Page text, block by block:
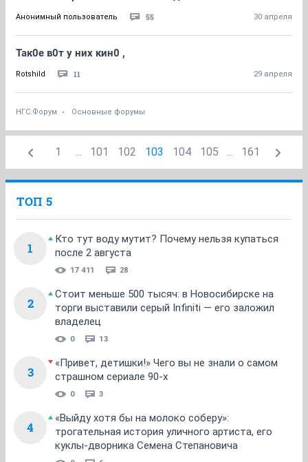
Анонимный пользователь 55 30 апреля
Так0е в0т у них кин0 ,
Rotshild 11 29 апреля
НГС.Форум Основные форумы
1 ... 101 102 103 104 105 ... 161
ТОП 5
1
Кто тут воду мутит? Почему нельзя купаться
после 2 августа
17 411 28
2
Стоит меньше 500 тысяч: в Новосибирске на
торги выставили серый Infiniti — его заложил
владелец
0 13
3
«Привет, детишки!» Чего вы не знали о самом
страшном сериале 90-х
0 3
4
«Выйду хотя бы на молоко соберу»:
трогательная история уличного артиста, его
куклы-дворника Семена Степановича